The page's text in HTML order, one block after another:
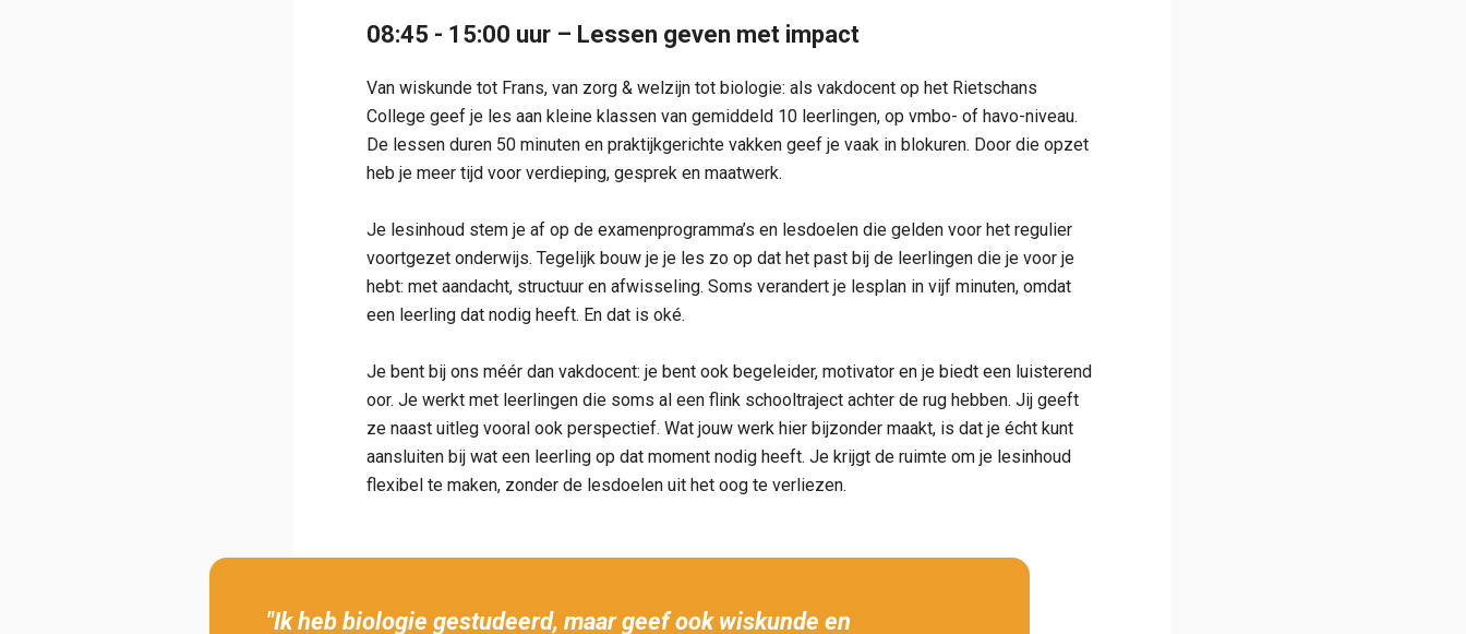
08:45 - 15:00 uur – Lessen geven met impact
Van wiskunde tot Frans, van zorg & welzijn tot biologie: als vakdocent op het Rietschans
College geef je les aan kleine klassen van gemiddeld 10 leerlingen, op vmbo- of havo-niveau.
De lessen duren 50 minuten en praktijkgerichte vakken geef je vaak in blokuren. Door die opzet
heb je meer tijd voor verdieping, gesprek en maatwerk.
Je lesinhoud stem je af op de examenprogramma’s en lesdoelen die gelden voor het regulier
voortgezet onderwijs. Tegelijk bouw je je les zo op dat het past bij de leerlingen die je voor je
hebt: met aandacht, structuur en afwisseling. Soms verandert je lesplan in vijf minuten, omdat
een leerling dat nodig heeft. En dat is oké.
Je bent bij ons méér dan vakdocent: je bent ook begeleider, motivator en je biedt een luisterend
oor. Je werkt met leerlingen die soms al een flink schooltraject achter de rug hebben. Jij geeft
ze naast uitleg vooral ook perspectief. Wat jouw werk hier bijzonder maakt, is dat je écht kunt
aansluiten bij wat een leerling op dat moment nodig heeft. Je krijgt de ruimte om je lesinhoud
flexibel te maken, zonder de lesdoelen uit het oog te verliezen.
"Ik heb biologie gestudeerd, maar geef ook wiskunde en